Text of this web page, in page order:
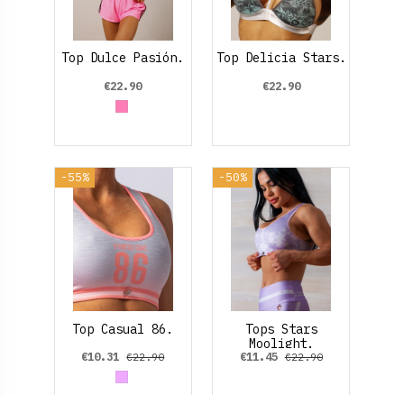
Top Dulce Pasión.
€22.90
Rosa claro
Top Delicia Stars.
€22.90
-55%
Top Casual 86.
€10.31 €22.90
Malva
-50%
Tops Stars
Moolight.
€11.45 €22.90